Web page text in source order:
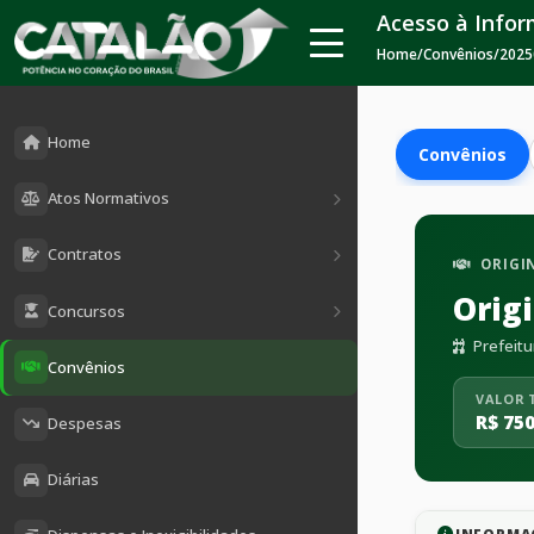
Home
Atos Normativos
Contratos
Concursos
Convênios
Despesas
Diárias
Acesso à
Home/Convênios/
Convênios
VALOR
R$